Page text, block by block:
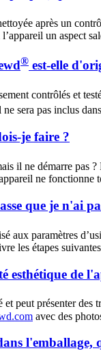
après un
un aspect
® est-elle
contrôlés et
sera pas inclus
je faire ?
il ne démarre pas
ne fonctionne
que je n'ai
aux paramètres
les étapes
esthétique de
et peut présenter
avec des
l'emballage,